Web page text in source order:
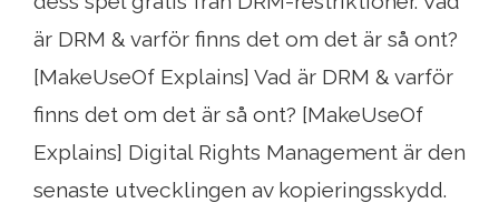
är DRM & varför finns det om det är så ont?
[MakeUseOf Explains] Vad är DRM & varför
finns det om det är så ont? [MakeUseOf
Explains] Digital Rights Management är den
senaste utvecklingen av kopieringsskydd.